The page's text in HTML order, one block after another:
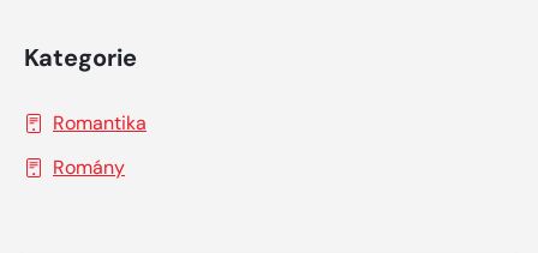
Kategorie
Romantika
Romány